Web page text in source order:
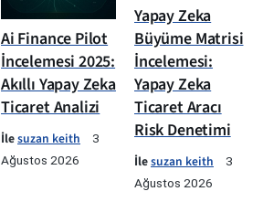
Ai Finance Pilot
İncelemesi 2025:
Akıllı Yapay Zeka
Ticaret Analizi
İlesuzan keith
3
Ağustos 2026
Yapay Zeka
Büyüme Matrisi
İncelemesi:
Yapay Zeka
Ticaret Aracı
Risk Denetimi
İlesuzan keith
3
Ağustos 2026